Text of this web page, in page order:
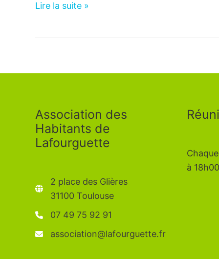
Nouvelle
Lafourguette
consultation
publique
Lire la suite »
Association des
Habitants de
Lafourguette
2 place des Glières
31100 Toulouse
07 49 75 92 91
association@lafourguette.fr
Chaque
à 18h00